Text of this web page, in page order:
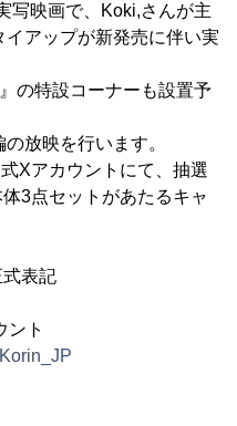
写映画で、Koki,さんが主
アップが新発売に伴い実
の特設コーナーも設置予
放映を行います。
Xアカウントにて、抽選
3点セットがあたるキャ
表記
ント